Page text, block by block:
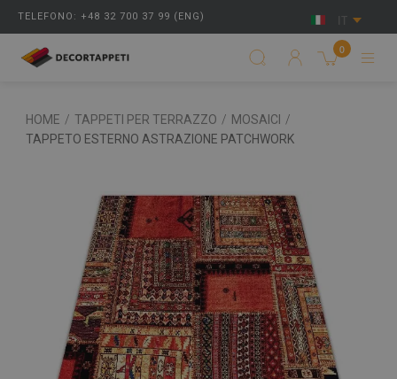
TELEFONO: +48 32 700 37 99 (ENG)
0
HOME / TAPPETI PER TERRAZZO / MOSAICI
/
TAPPETO ESTERNO ASTRAZIONE PATCHWORK